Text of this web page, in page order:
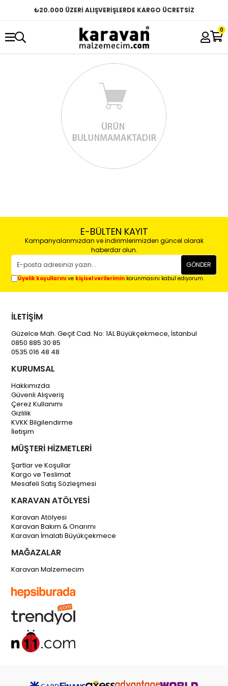
₺20.000 ÜZERİ ALIŞVERİŞLERDE KARGO ÜCRETSİZ
0
E-BÜLTEN KAYIT
Kampanyalarımızdan ve indirimlerimizden güncel olarak
haberdar olun.
GÖNDER
Üyelik koşullarını ve kişisel verilerimin korunmasını kabul ediyorum.
İLETİŞİM
Güzelce Mah. Geçit Cad. No: 1AL Büyükçekmece, İstanbul
0850 885 30 85
0535 016 48 48
KURUMSAL
Hakkımızda
Güvenli Alışveriş
Çerez Kullanımı
Gizlilik
KVKK Bilgilendirme
İletişim
MÜŞTERİ HİZMETLERİ
Şartlar ve Koşullar
Kargo ve Teslimat
Mesafeli Satış Sözleşmesi
KARAVAN ATÖLYESİ
Karavan Atölyesi
Karavan Bakım & Onarımı
Karavan İmalatı Büyükçekmece
MAĞAZALAR
Karavan Malzemecim